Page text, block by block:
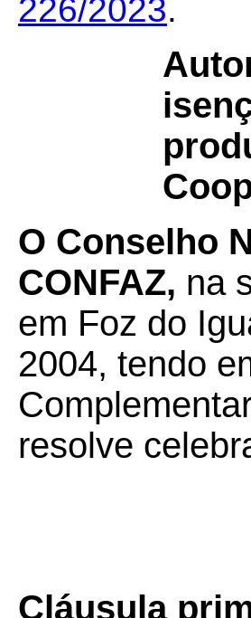
226/2023.
O Conselho
CONFAZ, na
em Foz do
2004, tendo
resolve
Cláusula